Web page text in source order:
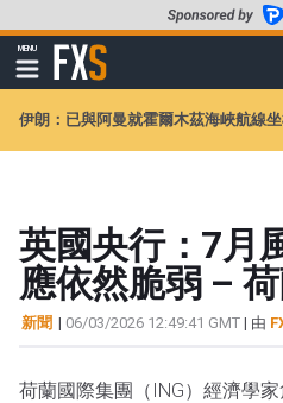
至
要
MENU
顯
示
航
FXStreet
伊朗：已與阿曼就霍爾木茲海峽航線
英國央行：7月
應依然脆弱 –
新聞 | 06/03/2026 12:49:41 GMT | 由
荷蘭國際集團（ING）經濟學